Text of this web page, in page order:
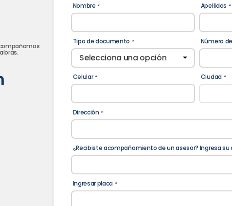
Nombre * Apellidos *
Tipo de documento * Número
Celular * Ciudad *
Dirección *
¿Recibiste acompañamiento de un asesor? Ingresa su
Ingresar placa *